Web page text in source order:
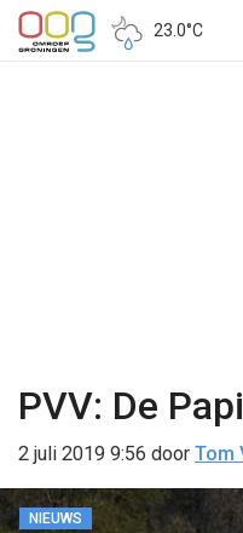
23.0°C
PVV: De
2 juli 2019 9:56 door Tom
NIEUWS